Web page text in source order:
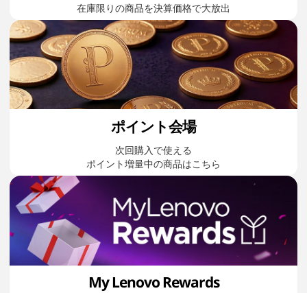
在庫限りの商品を決算価格で大放出
ポイント会場
次回購入で使える
ポイント増量中の商品はこちら
My Lenovo Rewards